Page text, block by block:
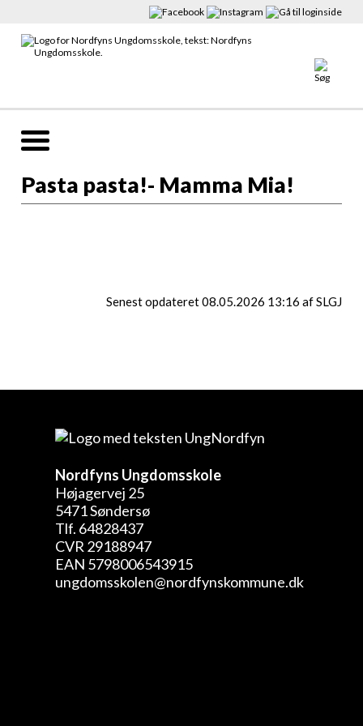
Pasta pasta!- Mamma Mia!
Senest opdateret 08.05.2026 13:16 af SLGJ
Nordfyns Ungdomsskole
Højagervej 25
5471 Søndersø
Tlf. 64828437
CVR 29188947
EAN 5798006543915
ungdomsskolen@nordfynskommune.dk